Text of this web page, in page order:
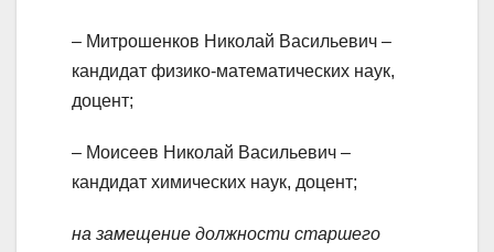
– Митрошенков Николай Васильевич –
кандидат физико-математических наук,
доцент;
– Моисеев Николай Васильевич –
кандидат химических наук, доцент;
на замещение должности старшего